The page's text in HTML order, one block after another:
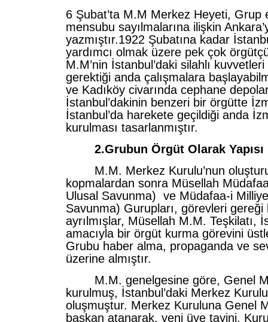
6 Şubat’ta M.M Merkez Heyeti, Grup
mensubu sayılmalarına ilişkin
yazmıştır.1922 Şubatına kadar
yardımcı olmak üzere pek çok
M.M’nin İstanbul’daki silahlı kuvvetleri
gerektiği anda çalışmalara
ve Kadıköy civarında cephane
İstanbul’dakinin benzeri bir örgütte
İstanbul’da harekete geçildiği anda
kurulması tasarlanmıştır.
2.Grubun Örgüt Olarak Yapısı
M.M. Merkez Kurulu’nun
kopmalardan sonra Müsellah
Ulusal Savunma) ve Müdafaa-i
Savunma) Gurupları, görevleri gereği
ayrılmışlar, Müsellah M.M. Teşkilatı,
amacıyla bir örgüt kurma görevini
Grubu haber alma, propaganda ve
üzerine almıştır.
M.M. genelgesine göre, Genel
kurulmuş, İstanbul’daki Merkez
oluşmuştur. Merkez Kuruluna Genel
başkan atanarak, yeni üye tayini,